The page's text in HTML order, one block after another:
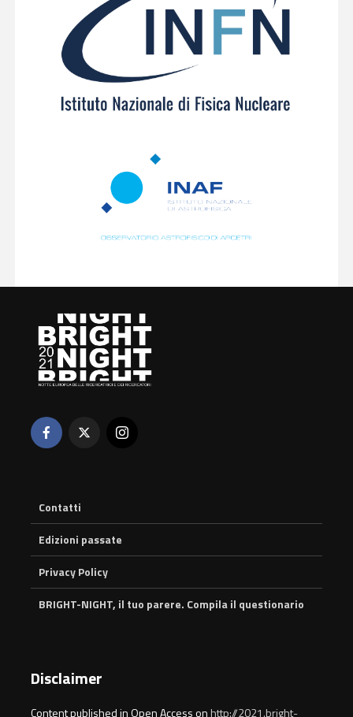
Contatti
Edizioni passate
Privacy Policy
BRIGHT-NIGHT, il tuo parere. Compila il questionario
Disclaimer
Content published in Open Access onhttp://2021.bright-